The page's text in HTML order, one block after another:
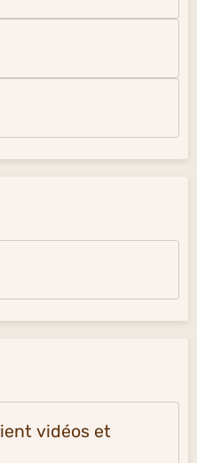
vidéos et